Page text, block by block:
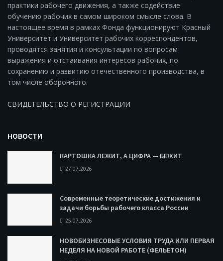
практики рабочего движения, а также содействие
обучению рабочих в самом широком смысле слова. В
настоящее время в рамках Фонда функционируют Красный
Университет и Университет рабочих корреспондентов,
проводятся занятия и консультации по вопросам
выражения и отстаивания интересов рабочих, по
сохранению и развитию отечественного производства, в
том числе оборонного.
СВИДЕТЕЛЬСТВО О РЕГИСТРАЦИИ
НОВОСТИ
КАРТОШКА ЛЕЖИТ, А ЦИФРА — БЕЖИТ
27.07.2026
Современные теоретические достижения и
задачи борьбы рабочего класса России
25.07.2026
НОВОБИЗНЕСОВЫЕ УСЛОВИЯ ТРУДА ИЛИ ПЕРВАЯ
НЕДЕЛЯ НА НОВОЙ РАБОТЕ (ФЕЛЬЕТОН)